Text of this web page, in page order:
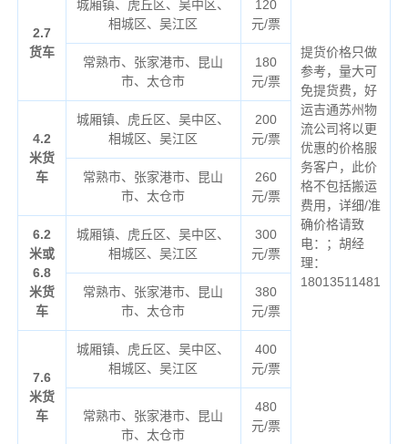
提货价格只做
参考，量大可
免提货费，好
运吉通苏州物
流公司将以更
优惠的价格服
务客户，此价
格不包括搬运
费用，详细/准
确价格请致
电：；胡经
理：
18013511481
2.7
货车
城厢镇、虎丘区、吴中区、
相城区、吴江区
120
元/票
常熟市、张家港市、昆山
市、太仓市
180
元/票
4.2
米货
车
城厢镇、虎丘区、吴中区、
相城区、吴江区
200
元/票
常熟市、张家港市、昆山
市、太仓市
260
元/票
6.2
米或
6.8
米货
车
城厢镇、虎丘区、吴中区、
相城区、吴江区
300
元/票
常熟市、张家港市、昆山
市、太仓市
380
元/票
7.6
米货
车
城厢镇、虎丘区、吴中区、
相城区、吴江区
400
元/票
常熟市、张家港市、昆山
市、太仓市
480
元/票